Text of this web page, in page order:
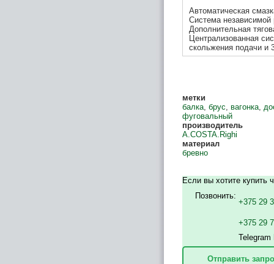
Автоматическая
Система
Дополнительная
Централизованная
скольжения подачи и
метки
балка, брус, вагонка,
фуговальный
производитель
A.COSTA.Righi
материал
бревно
Если вы хотите купить
Позвонить:
+375 29
+375 29
Отправить